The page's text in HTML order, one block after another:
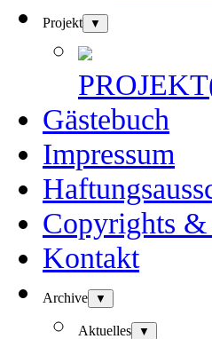
Projekt ▼
Gästebuch
Impressum
Copyrights
Kontakt
Archive ▼
Aktuelles ▼